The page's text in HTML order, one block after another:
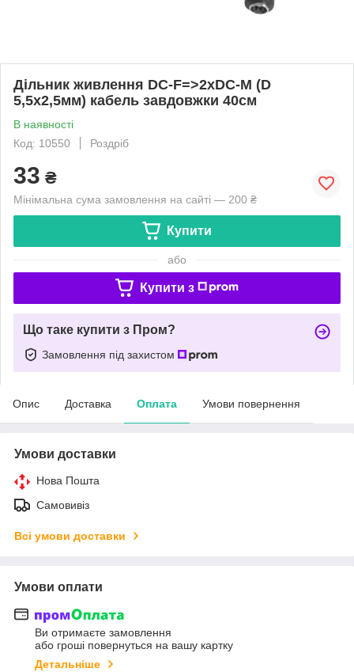
Дільник живлення DC-F=>2xDC-M (D
5,5x2,5мм) кабель завдовжки 40см
В наявності
Код: 10550
Роздріб
33 ₴
Мінімальна сума замовлення на сайті — 200 ₴
Купити
або
Купити з
Що таке купити з Пром?
Замовлення під захистом
Опис Доставка Оплата Умови повернення
Умови доставки
Нова Пошта
Самовивіз
Всі умови доставки
Умови оплати
Ви отримаєте замовлення
або гроші повернуться на вашу картку
Детальніше